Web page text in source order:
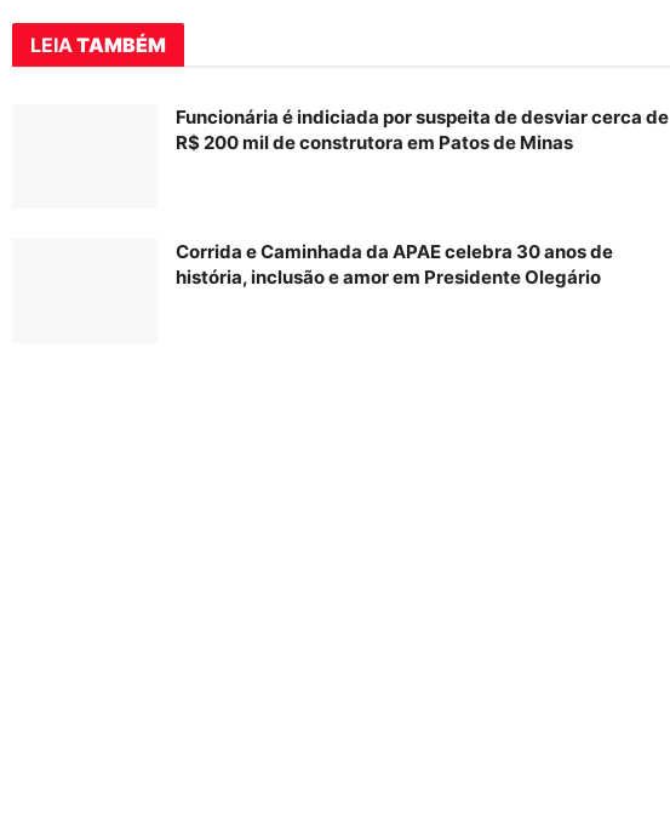
LEIATAMBÉM
Funcionária é indiciada por suspeita de desviar cerca de
R$ 200 mil de construtora em Patos de Minas
Corrida e Caminhada da APAE celebra 30 anos de
história, inclusão e amor em Presidente Olegário